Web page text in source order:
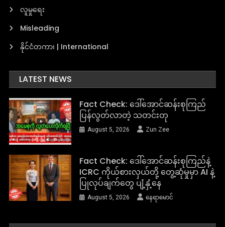
လူမှုရေး
Misleading
နိုင်ငံတကာ၊ | International
LATEST NEWS
Fact Check: ဒေါ်အောင်ဆန်းစုကြည်
ပြန်လွတ်လာတဲ့ သတင်းတု
August 5, 2026 Zun Zee
Fact Check: ဒေါ်အောင်ဆန်းစုကြည်နဲ့
ICRC ကိုယ်စားလှယ်တို့ တွေ့ဆုံမှုမှာ AI နဲ့
ပြုလုပ်ချက်တွေ ပျံ့နှံ့နေ
August 5, 2026 နေရာမောင်